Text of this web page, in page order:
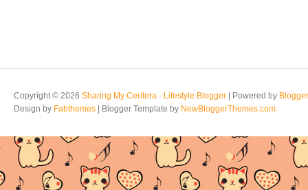
Copyright © 2026 Sharing My Ceritera - Lifestyle Blogger | Powered by Blogger
Design by Fabthemes | Blogger Template by NewBloggerThemes.com